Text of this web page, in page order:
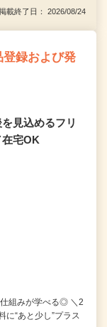
終了日： 2026/08/24
録および発
見込めるフリ
宅OK
組みが学べる◎ ＼2
に“あと少し”プラス